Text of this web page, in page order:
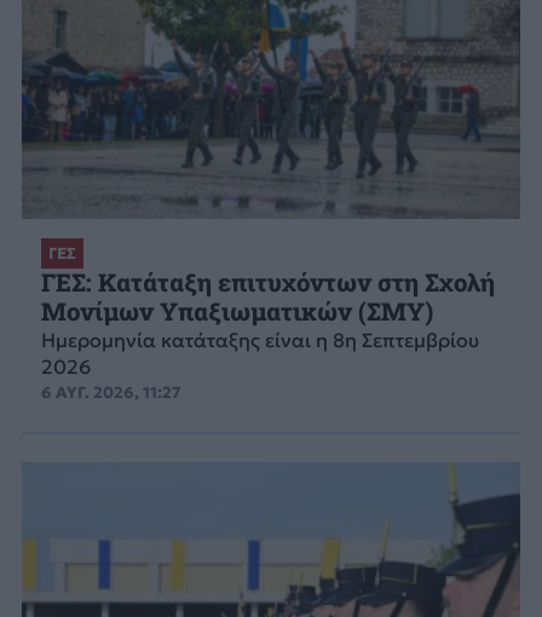
ΓΕΣ
ΓΕΣ: Κατάταξη επιτυχόντων στη Σχολή
Μονίμων Υπαξιωματικών (ΣΜΥ)
Ημερομηνία κατάταξης είναι η 8η Σεπτεμβρίου
2026
6 ΑΥΓ. 2026, 11:27